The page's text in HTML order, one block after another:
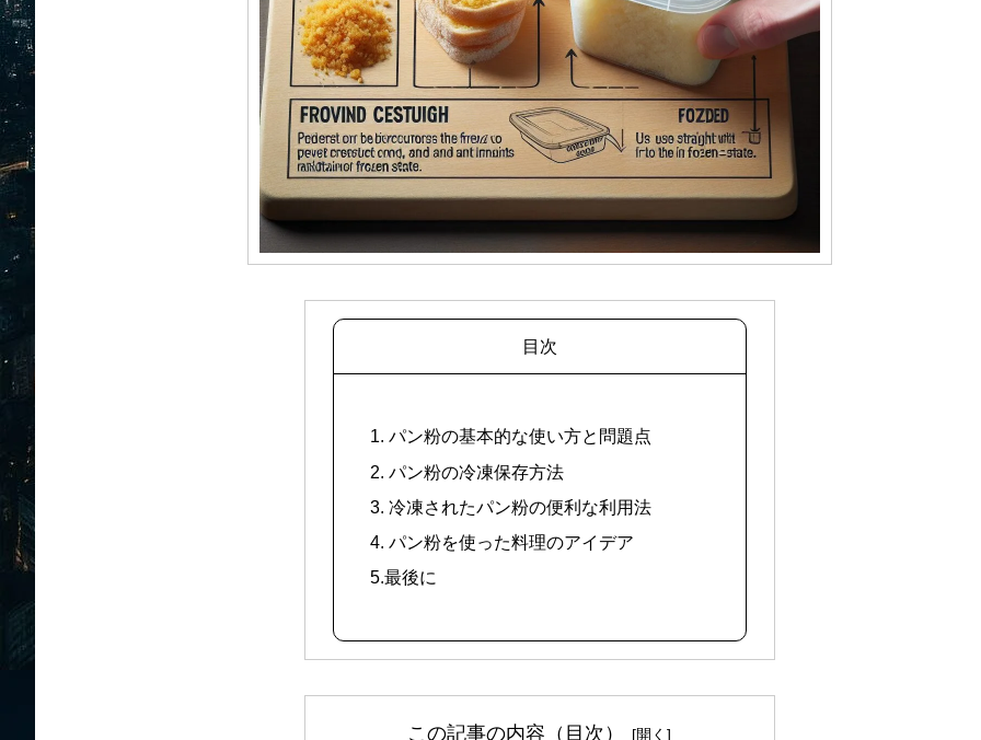
目次
1. パン粉の基本的な使い方と問題点
2. パン粉の冷凍保存方法
3. 冷凍されたパン粉の便利な利用法
4. パン粉を使った料理のアイデア
5.最後に
この記事の内容（目次）